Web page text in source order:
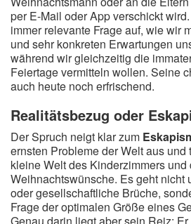
per E-Mail oder App verschickt
immer relevante Frage auf, wie wir
und sehr konkreten Erwartungen
während wir gleichzeitig die
Feiertage vermitteln wollen. Seine
auch heute noch erfrischend.
Realitätsbezug oder
Der Spruch neigt klar zum
ernsten Probleme der Welt aus
kleine Welt des Kinderzimmers und
Weihnachtswünsche. Es geht nicht
oder gesellschaftliche Brüche,
Frage der optimalen Größe eines